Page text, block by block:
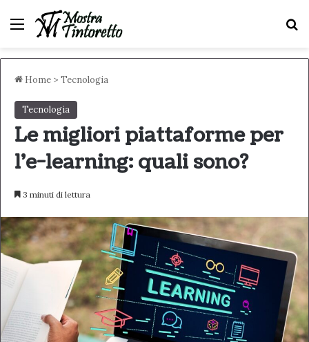
Menu
Home > Tecnologia
Tecnologia
Le migliori piattaforme per
l’e-learning: quali sono?
3 minuti di lettura